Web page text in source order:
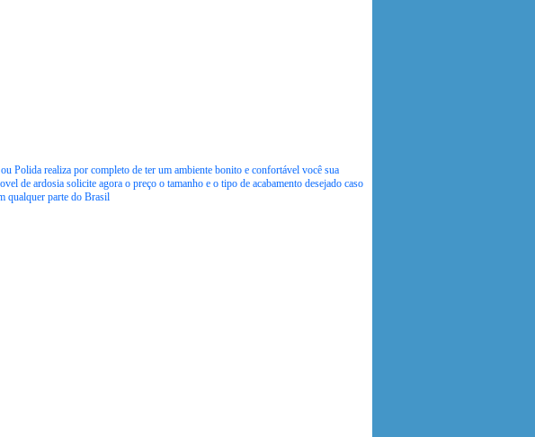
Polida realiza por completo de ter um ambiente bonito e confortável você sua
de ardosia solicite agora o preço o tamanho e o tipo de acabamento desejado caso
qualquer parte do Brasil